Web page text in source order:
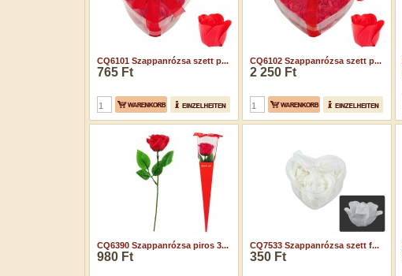
CQ6101 Szappanrózsa szett p...
765 Ft
CQ6102 Szappanrózsa szett p...
2 250 Ft
CQ6390 Szappanrózsa piros 3...
980 Ft
CQ7533 Szappanrózsa szett f...
350 Ft